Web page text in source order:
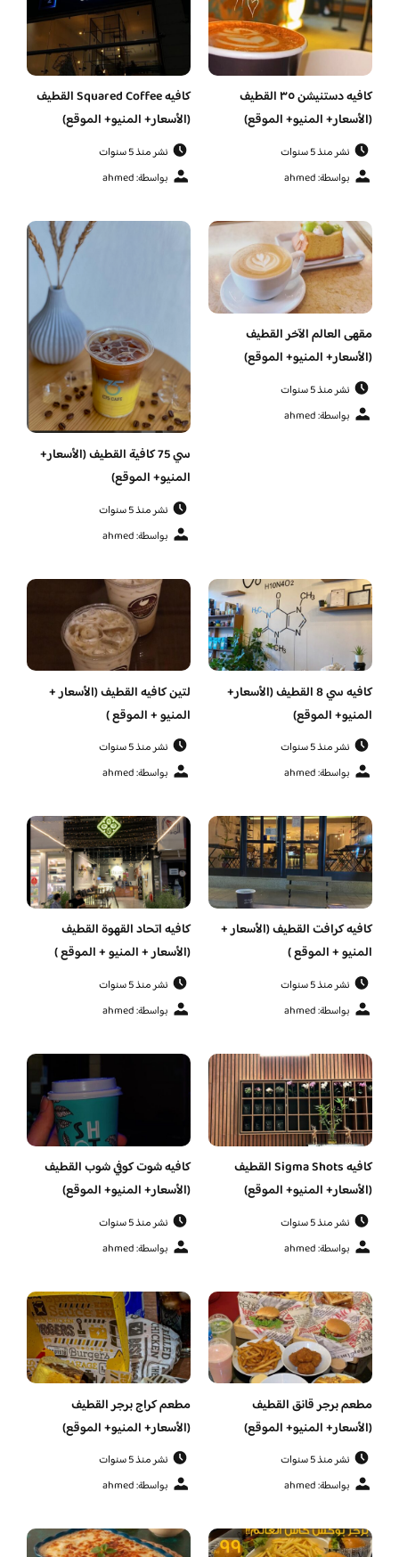
كافيه دستنيشن ٣٥ القطيف
(الأسعار+ المنيو+ الموقع)
نشر منذ 5 سنوات
بواسطة: ahmed
كافيه Squared Coffee القطيف
(الأسعار+ المنيو+ الموقع)
نشر منذ 5 سنوات
بواسطة: ahmed
مقهى العالم الآخر القطيف
(الأسعار+ المنيو+ الموقع)
نشر منذ 5 سنوات
بواسطة: ahmed
سي 75 كافية القطيف (الأسعار+
المنيو+ الموقع)
نشر منذ 5 سنوات
بواسطة: ahmed
كافيه سي 8 القطيف (الأسعار+
المنيو+ الموقع)
نشر منذ 5 سنوات
بواسطة: ahmed
لتين كافيه القطيف (الأسعار +
المنيو + الموقع )
نشر منذ 5 سنوات
بواسطة: ahmed
كافيه كرافت القطيف (الأسعار +
المنيو + الموقع )
نشر منذ 5 سنوات
بواسطة: ahmed
كافيه اتحاد القهوة القطيف
(الأسعار + المنيو + الموقع )
نشر منذ 5 سنوات
بواسطة: ahmed
كافيه Sigma Shots القطيف
(الأسعار+ المنيو+ الموقع)
نشر منذ 5 سنوات
بواسطة: ahmed
كافيه شوت كوفي شوب القطيف
(الأسعار+ المنيو+ الموقع)
نشر منذ 5 سنوات
بواسطة: ahmed
مطعم برجر قانق القطيف
(الأسعار+ المنيو+ الموقع)
نشر منذ 5 سنوات
بواسطة: ahmed
مطعم كراج برجر القطيف
(الأسعار+ المنيو+ الموقع)
نشر منذ 5 سنوات
بواسطة: ahmed